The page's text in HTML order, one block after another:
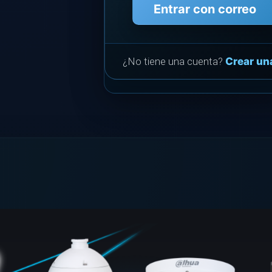
Entrar con correo
¿No tiene una cuenta? Crear